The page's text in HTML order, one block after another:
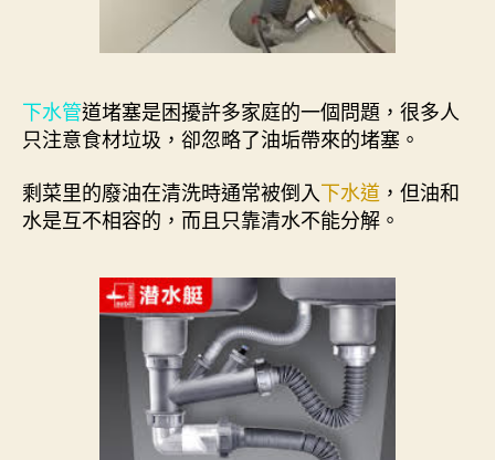
下水管道堵塞是困擾許多家庭的一個問題，很多人
只注意食材垃圾，卻忽略了油垢帶來的堵塞。
剩菜里的廢油在清洗時通常被倒入下水道 ，但油和
水是互不相容的，而且只靠清水不能分解。